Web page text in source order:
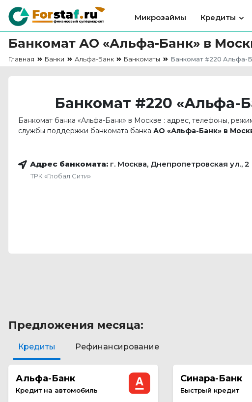
Микрозаймы Кредиты
Банкомат АО «Альфа-Банк» в
Главная Банки Альфа-Банк Банкоматы Банкомат #220 Альфа-
Банкомат #220 «Альфа-
Банкомат банка «Альфа-Банк» в Москве : адрес, телефоны,
службы поддержки банкомата банка АО «Альфа-Банк» в
Адрес банкомата: г. Москва, Днепропетровская ул., 2
ТРК «Глобал Сити»
Предложения месяца:
Кредиты Рефинансирование
Альфа-Банк
Кредит на автомобиль
Синара-Банк
Быстрый кредит